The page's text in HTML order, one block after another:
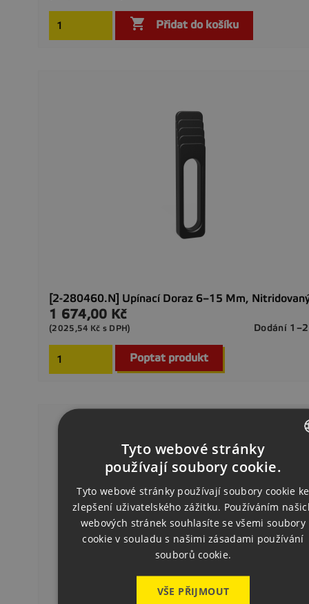
 Přidat do košíku
[2-280460.N] Upínací Doraz 6–15 Mm,
Cena
1 674,00 Kč
Dodání
(2025,54 Kč s DPH)
Poptat produkt
ENGLISH
GERMAN
Tyto webové stránky
používají soubory cookie.
Tyto webové stránky používají soubory cookie ke
zlepšení uživatelského zážitku. Používáním
webových stránek souhlasíte se všemi soubory
cookie v souladu s našimi zásadami používání
souborů cookie.
VŠE PŘIJMOUT